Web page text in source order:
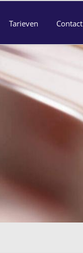
Tarieven Contact